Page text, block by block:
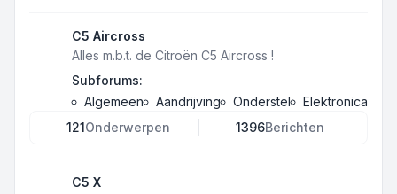
C5 Aircross
Alles m.b.t. de Citroën C5 Aircross !
Subforums:
Algemeen
Aandrijving Onderstel
Elektronica
121Onderwerpen 1396Berichten
C5 X